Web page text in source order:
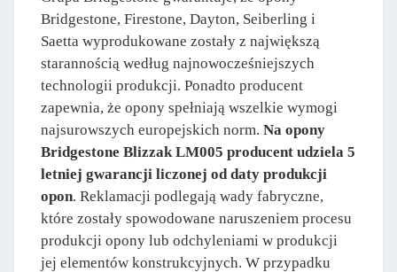
Bridgestone, Firestone, Dayton, Seiberling i
Saetta wyprodukowane zostały z największą
starannością według najnowocześniejszych
technologii produkcji. Ponadto producent
zapewnia, że opony spełniają wszelkie wymogi
najsurowszych europejskich norm. Na opony
Bridgestone Blizzak LM005 producent udziela 5
letniej gwarancji liczonej od daty produkcji
opon. Reklamacji podlegają wady fabryczne,
które zostały spowodowane naruszeniem procesu
produkcji opony lub odchyleniami w produkcji
jej elementów konstrukcyjnych. W przypadku